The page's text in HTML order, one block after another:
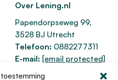
Over Lening.nl
Papendorpseweg 99,
3528 BJ Utrecht
Telefoon: 0882277311
E-mail: [email protected]
KvK 76100200